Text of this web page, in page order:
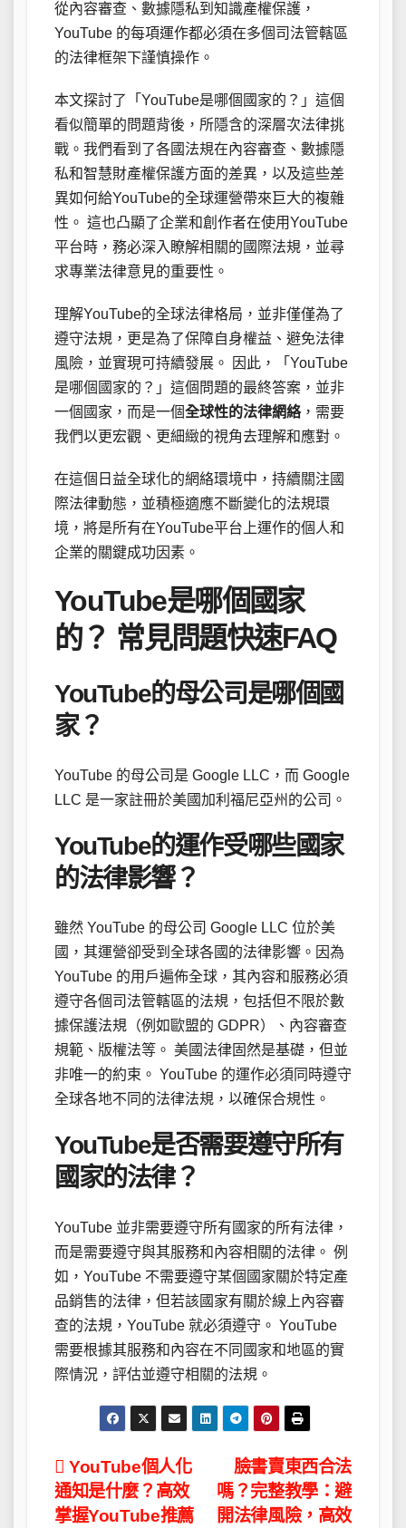
從內容審查、數據隱私到知識產權保護，
YouTube 的每項運作都必須在多個司法管轄區
的法律框架下謹慎操作。
本文探討了「YouTube是哪個國家的？」這個
看似簡單的問題背後，所隱含的深層次法律挑
戰。我們看到了各國法規在內容審查、數據隱
私和智慧財產權保護方面的差異，以及這些差
異如何給YouTube的全球運營帶來巨大的複雜
性。 這也凸顯了企業和創作者在使用YouTube
平台時，務必深入瞭解相關的國際法規，並尋
求專業法律意見的重要性。
理解YouTube的全球法律格局，並非僅僅為了
遵守法規，更是為了保障自身權益、避免法律
風險，並實現可持續發展。 因此，「YouTube
是哪個國家的？」這個問題的最終答案，並非
一個國家，而是一個全球性的法律網絡，需要
我們以更宏觀、更細緻的視角去理解和應對。
在這個日益全球化的網絡環境中，持續關注國
際法律動態，並積極適應不斷變化的法規環
境，將是所有在YouTube平台上運作的個人和
企業的關鍵成功因素。
YouTube是哪個國家
的？ 常見問題快速FAQ
YouTube的母公司是哪個國
家？
YouTube 的母公司是 Google LLC，而 Google
LLC 是一家註冊於美國加利福尼亞州的公司。
YouTube的運作受哪些國家
的法律影響？
雖然 YouTube 的母公司 Google LLC 位於美
國，其運營卻受到全球各國的法律影響。因為
YouTube 的用戶遍佈全球，其內容和服務必須
遵守各個司法管轄區的法規，包括但不限於數
據保護法規（例如歐盟的 GDPR）、內容審查
規範、版權法等。 美國法律固然是基礎，但並
非唯一的約束。 YouTube 的運作必須同時遵守
全球各地不同的法律法規，以確保合規性。
YouTube是否需要遵守所有
國家的法律？
YouTube 並非需要遵守所有國家的所有法律，
而是需要遵守與其服務和內容相關的法律。 例
如，YouTube 不需要遵守某個國家關於特定產
品銷售的法律，但若該國家有關於線上內容審
查的法規，YouTube 就必須遵守。 YouTube
需要根據其服務和內容在不同國家和地區的實
際情況，評估並遵守相關的法規。
文
章
臉書賣東西合法
嗎？完整教學：避
開法律風險，高效
YouTube個人化
通知是什麼？高效
掌握YouTube推薦